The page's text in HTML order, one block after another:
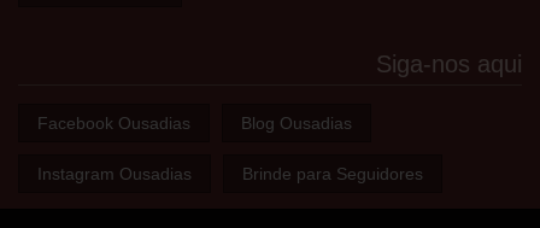
Siga-nos aqui
Facebook Ousadias Blog Ousadias
Instagram Ousadias Brinde para Seguidores